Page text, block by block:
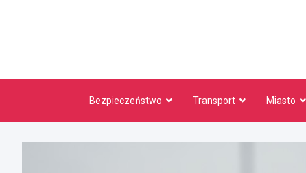
Bezpieczeństwo Transport Miasto